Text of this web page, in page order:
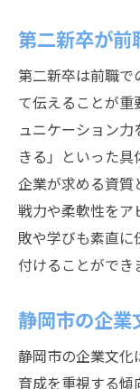
第二新卒が前
第二新卒は前職で
て伝えることが重
ュニケーション
きる」といった具
企業が求める資質
戦力や柔軟性をア
敗や学びも素直に
付けることができ
静岡市の企業
静岡市の企業文化
育成を重視する傾